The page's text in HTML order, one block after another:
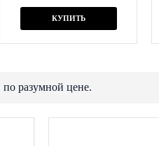
КУПИТЬ
по разумной цене.